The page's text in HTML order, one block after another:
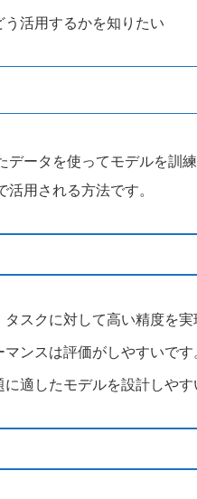
活用するかを知りたい
データを使ってモデルを訓
用される方法です。
スクに対して高い精度を実
ンスは評価がしやすいです
適したモデルを設計しやす